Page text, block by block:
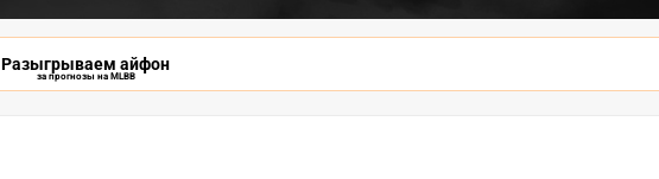
Разыгрываем айфон
за прогнозы на MLBB